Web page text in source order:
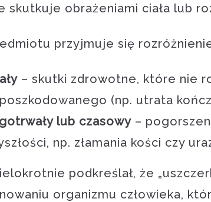
skutkuje obrażeniami ciała lub
przyjmuje się
– skutki zdrowotne, które nie
(np. utrata
lub czasowy –
np. złamania kości czy
podkreślał, że
organizmu człowieka,